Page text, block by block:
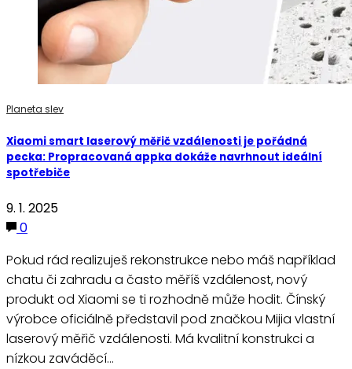
Planeta slev
Xiaomi smart laserový měřič vzdálenosti je pořádná
pecka: Propracovaná appka dokáže navrhnout ideální
spotřebiče
9. 1. 2025
0
Pokud rád realizuješ rekonstrukce nebo máš například
chatu či zahradu a často měříš vzdálenost, nový
produkt od Xiaomi se ti rozhodně může hodit. Čínský
výrobce oficiálně představil pod značkou Mijia vlastní
laserový měřič vzdálenosti. Má kvalitní konstrukci a
nízkou zaváděcí…